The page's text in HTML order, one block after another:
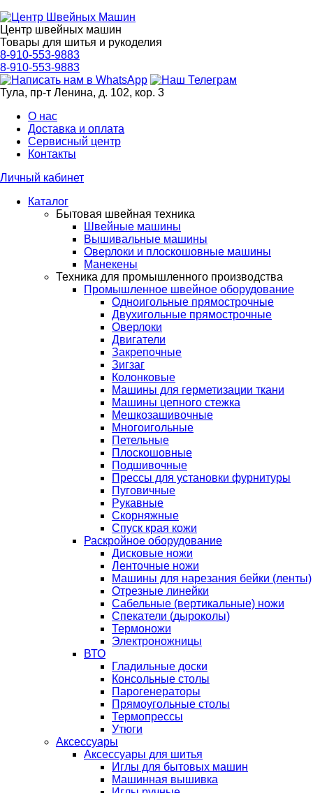
Центр швейных машин
Товары для шитья и рукоделия
8-910-553-9883
8-910-553-9883
Тула, пр-т Ленина, д. 102, кор. 3
О нас
Доставка и оплата
Сервисный центр
Контакты
Личный кабинет
Каталог
Бытовая швейная техника
Швейные машины
Вышивальные машины
Оверлоки и плоскошовные машины
Манекены
Техника для промышленного производства
Промышленное швейное оборудование
Одноигольные прямострочные
Двухигольные прямострочные
Оверлоки
Двигатели
Закрепочные
Зигзаг
Колонковые
Машины для герметизации ткани
Машины цепного стежка
Мешкозашивочные
Многоигольные
Петельные
Плоскошовные
Подшивочные
Прессы для установки фурнитуры
Пуговичные
Рукавные
Скорняжные
Спуск края кожи
Раскройное оборудование
Дисковые ножи
Ленточные ножи
Машины для нарезания бейки (ленты)
Отрезные линейки
Сабельные (вертикальные) ножи
Спекатели (дыроколы)
Термоножи
Электроножницы
ВТО
Гладильные доски
Консольные столы
Парогенераторы
Прямоугольные столы
Термопрессы
Утюги
Аксессуары
Аксессуары для шитья
Иглы для бытовых машин
Машинная вышивка